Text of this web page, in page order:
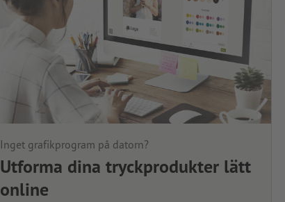
Inget grafikprogram på datorn?
Utforma dina tryckprodukter lätt
online